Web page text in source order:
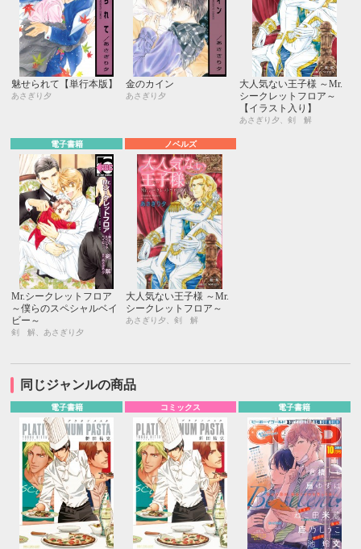
魅せられて【単行本版】
あさぎり夕
金のカイン
あさぎり夕
大人気ない王子様 ～Mr.
シークレットフロア～
【イラスト入り】
あさぎり夕、剣 解
電子書籍
Mr.シークレットフロア
～僕らのスペシャルベイ
ビー～
剣 解、あさぎり夕
ノベルズ
大人気ない王子様 ～Mr.
シークレットフロア～
あさぎり夕、剣 解
同じジャンルの商品
電子書籍 コミックス 電子書籍